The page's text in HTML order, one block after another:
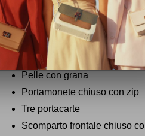
lavorata tramite specifici
morbidezza. È una pelle molto
ideale per un uso quotidiano.
Portacarte
Pelle con grana
Portamonete chiuso con zip
Tre portacarte
Scomparto frontale chiuso